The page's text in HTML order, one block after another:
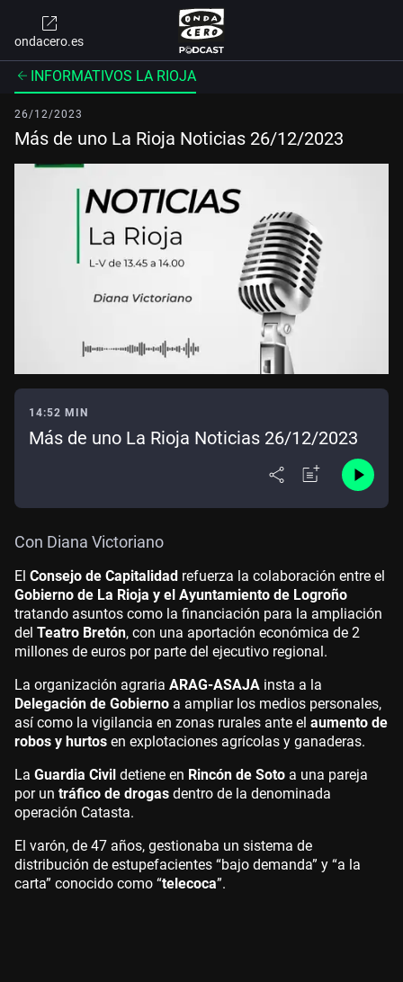
ondacero.es
INFORMATIVOS LA RIOJA
26/12/2023
Más de uno La Rioja Noticias 26/12/2023
14:52 MIN
Más de uno La Rioja Noticias 26/12/2023
Con Diana Victoriano
El Consejo de Capitalidad refuerza la colaboración entre el
Gobierno de La Rioja y el Ayuntamiento de Logroño
tratando asuntos como la financiación para la ampliación
del Teatro Bretón, con una aportación económica de 2
millones de euros por parte del ejecutivo regional.
La organización agraria ARAG-ASAJA insta a la
Delegación de Gobierno a ampliar los medios personales,
así como la vigilancia en zonas rurales ante el aumento de
robos y hurtos en explotaciones agrícolas y ganaderas.
La Guardia Civil detiene en Rincón de Soto a una pareja
por un tráfico de drogas dentro de la denominada
operación Catasta.
El varón, de 47 años, gestionaba un sistema de
distribución de estupefacientes “bajo demanda” y “a la
carta” conocido como “telecoca”.